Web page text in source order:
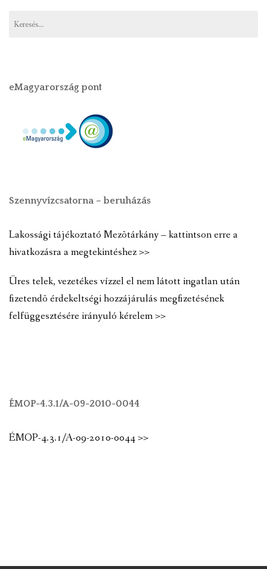
eMagyarország pont
Szennyvízcsatorna – beruházás
Lakossági tájékoztató Mezõtárkány – kattintson erre a
hivatkozásra a megtekintéshez >>
Üres telek, vezetékes vízzel el nem látott ingatlan után
fizetendõ érdekeltségi hozzájárulás megfizetésének
felfüggesztésére irányuló kérelem >>
ÉMOP-4.3.1/A-09-2010-0044
ÉMOP-4.3.1/A-09-2010-0044 >>